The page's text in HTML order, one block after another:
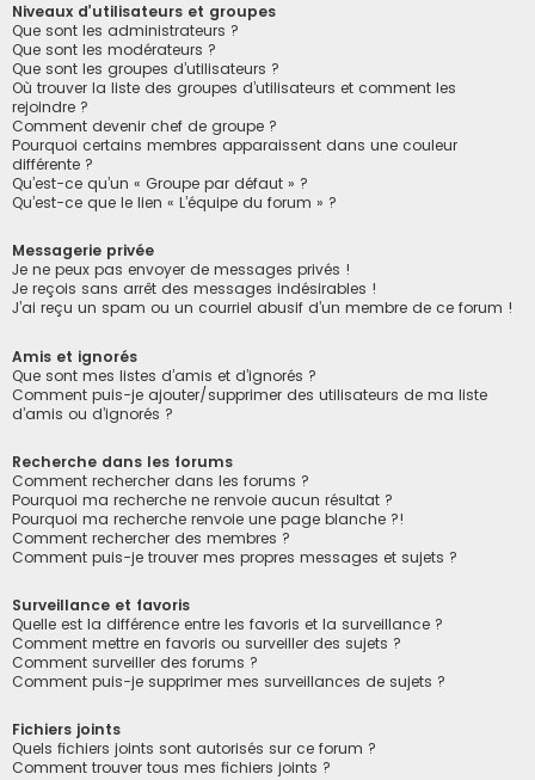
Niveaux d’utilisateurs et groupes
Que sont les administrateurs ?
Que sont les modérateurs ?
Que sont les groupes d’utilisateurs ?
Où trouver la liste des groupes d’utilisateurs et comment les
rejoindre ?
Comment devenir chef de groupe ?
Pourquoi certains membres apparaissent dans une couleur
différente ?
Qu’est-ce qu’un « Groupe par défaut » ?
Qu’est-ce que le lien « L’équipe du forum » ?
Messagerie privée
Je ne peux pas envoyer de messages privés !
Je reçois sans arrêt des messages indésirables !
J’ai reçu un spam ou un courriel abusif d’un membre de ce forum !
Amis et ignorés
Que sont mes listes d’amis et d’ignorés ?
Comment puis-je ajouter/supprimer des utilisateurs de ma liste
d’amis ou d’ignorés ?
Recherche dans les forums
Comment rechercher dans les forums ?
Pourquoi ma recherche ne renvoie aucun résultat ?
Pourquoi ma recherche renvoie une page blanche ?!
Comment rechercher des membres ?
Comment puis-je trouver mes propres messages et sujets ?
Surveillance et favoris
Quelle est la différence entre les favoris et la surveillance ?
Comment mettre en favoris ou surveiller des sujets ?
Comment surveiller des forums ?
Comment puis-je supprimer mes surveillances de sujets ?
Fichiers joints
Quels fichiers joints sont autorisés sur ce forum ?
Comment trouver tous mes fichiers joints ?